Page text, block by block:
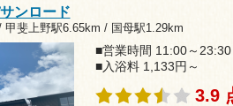
ンロード
甲斐上野駅6.65km / 国母駅1.29km
■営業時間 11:00～23:30
■入浴料 1,133円～
3.9